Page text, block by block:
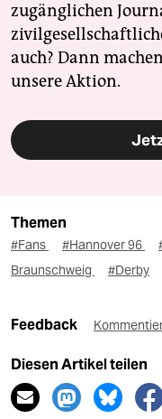
zugänglichen
auch? Dann
unsere Aktion.
Themen
#Fans #Hannover 96
Braunschweig
#Derby
Feedback
Diesen Artikel teilen